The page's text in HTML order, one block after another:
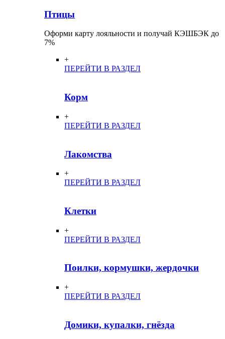
Птицы
Оформи карту лояльности и получай КЭШБЭК до
7%
+
ПЕРЕЙТИ В РАЗДЕЛ
Корм
+
ПЕРЕЙТИ В РАЗДЕЛ
Лакомства
+
ПЕРЕЙТИ В РАЗДЕЛ
Клетки
+
ПЕРЕЙТИ В РАЗДЕЛ
Поилки, кормушки, жердочки
+
ПЕРЕЙТИ В РАЗДЕЛ
Домики, купалки, гнёзда